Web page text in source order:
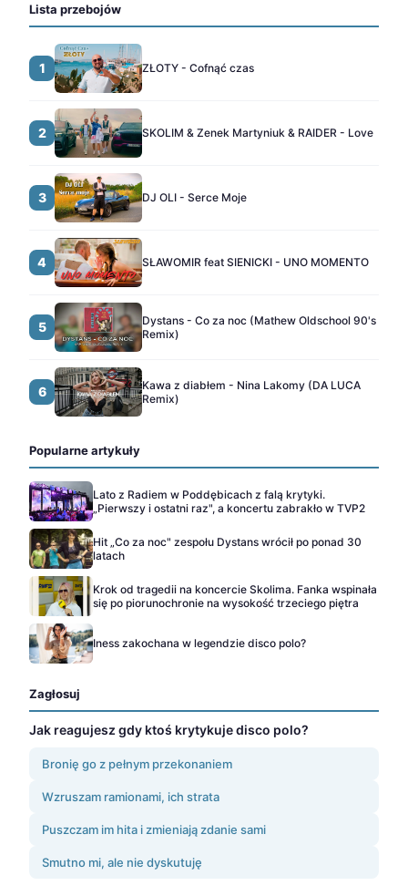
Lista przebojów
1 ZŁOTY - Cofnąć czas
2 SKOLIM & Zenek Martyniuk & RAIDER - Love
3 DJ OLI - Serce Moje
4 SŁAWOMIR feat SIENICKI - UNO MOMENTO
5
Dystans - Co za noc (Mathew Oldschool 90's
Remix)
6
Kawa z diabłem - Nina Lakomy (DA LUCA
Remix)
Popularne artykuły
Lato z Radiem w Poddębicach z falą krytyki.
„Pierwszy i ostatni raz", a koncertu zabrakło w TVP2
Hit „Co za noc" zespołu Dystans wrócił po ponad 30
latach
Krok od tragedii na koncercie Skolima. Fanka wspinała
się po piorunochronie na wysokość trzeciego piętra
Iness zakochana w legendzie disco polo?
Zagłosuj
Jak reagujesz gdy ktoś krytykuje disco polo?
Bronię go z pełnym przekonaniem
Wzruszam ramionami, ich strata
Puszczam im hita i zmieniają zdanie sami
Smutno mi, ale nie dyskutuję